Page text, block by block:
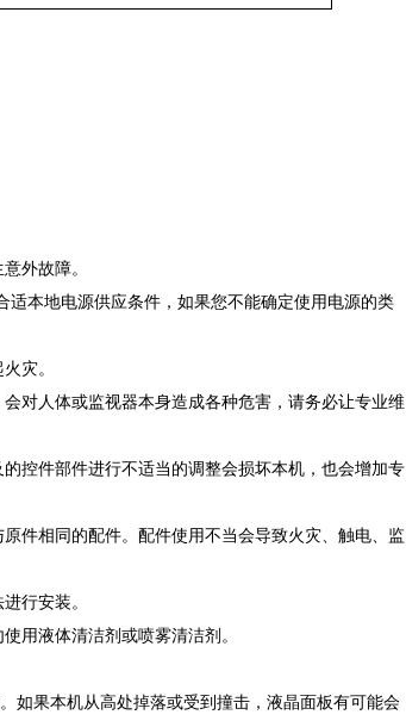
外故障。
本地电源供应条件，如果您不能确定使用电源的类
灾。
对人体或监视器本身造成各种危害，请务必让专业维
控件部件进行不适当的调整会损坏本机，也会增加专
件相同的配件。配件使用不当会导致火灾、触电、监
行安装。
用液体清洁剂或喷雾清洁剂。
如果本机从高处掉落或受到撞击，液晶面板有可能会